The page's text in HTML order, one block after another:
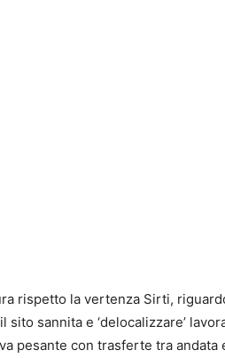
rispetto la vertenza Sirti,
sannita e ‘delocalizzare’
pesante con trasferte tra andata